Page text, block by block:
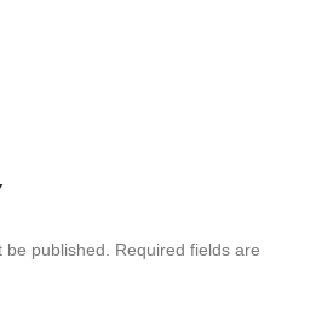
published.
Required fields are